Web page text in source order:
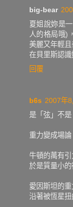
big-bear
夏姐說妳是
人的格局哦)
美麗又年輕
在貝里斯認
回覆
b6s 2007年
是「弦」不
重力變成場
牛頓的萬有
於是質量小
愛因斯坦的
沿著被恆星扭